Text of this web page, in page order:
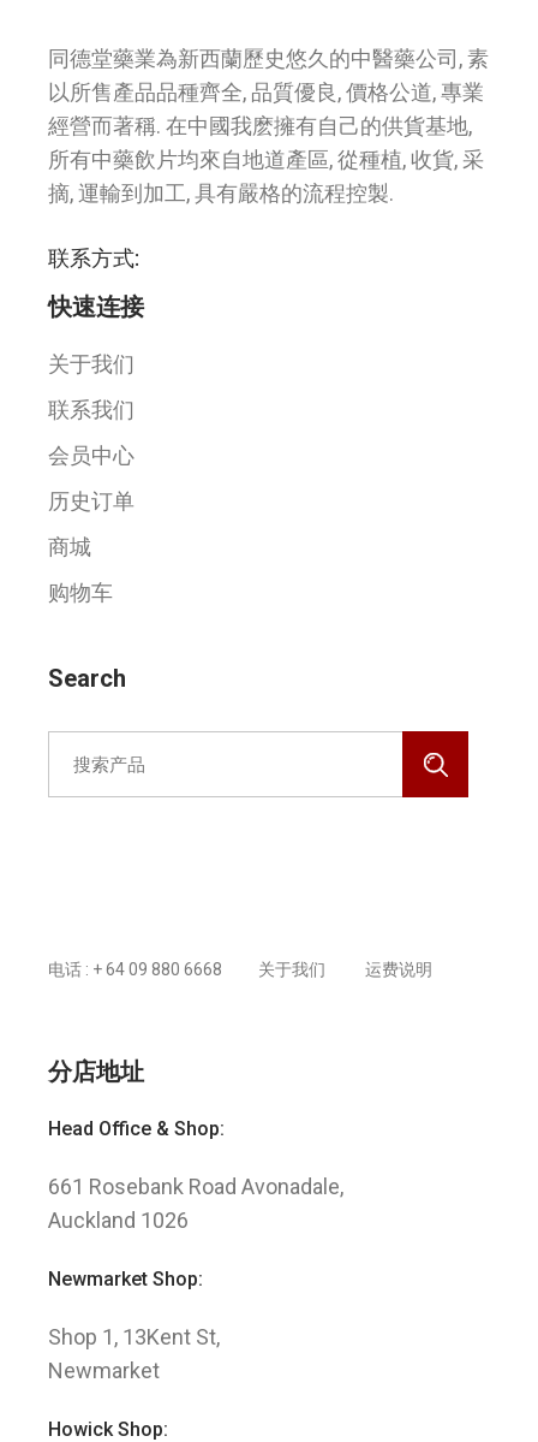
同德堂藥業為新西蘭歷史悠久的中醫藥公司, 素
以所售產品品種齊全, 品質優良, 價格公道, 專業
經營而著稱. 在中國我麽擁有自己的供貨基地,
所有中藥飲片均來自地道產區, 從種植, 收貨, 采
摘, 運輸到加工, 具有嚴格的流程控製.
联系方式:
快速连接
关于我们
联系我们
会员中心
历史订单
商城
购物车
Search
Search
for:
电话 : + 64 09 880 6668 关于我们 运费说明
分店地址
Head Office & Shop:
661 Rosebank Road Avonadale,
Auckland 1026
Newmarket Shop:
Shop 1, 13Kent St,
Newmarket
Howick Shop: